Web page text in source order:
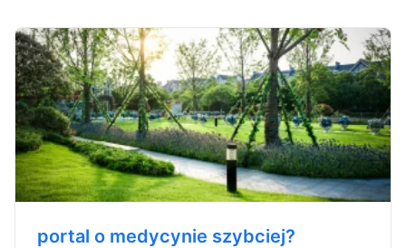
portal o medycynie szybciej?